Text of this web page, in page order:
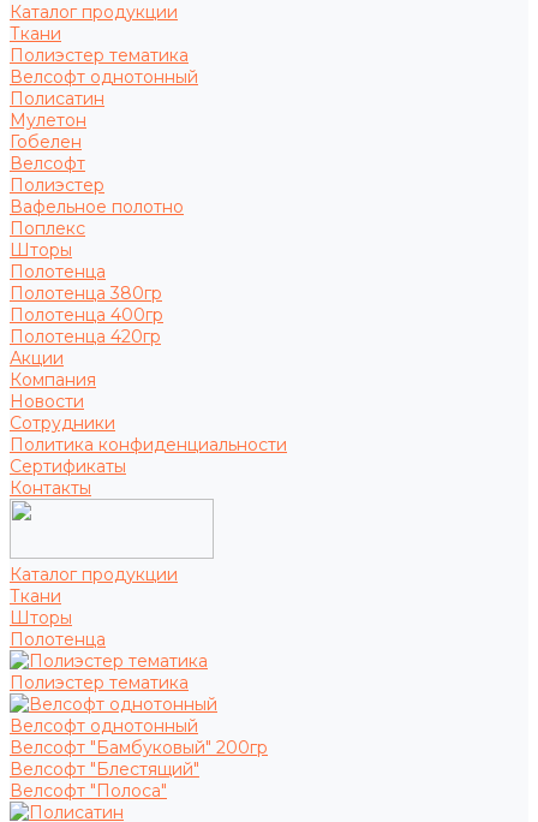
Каталог продукции
Ткани
Полиэстер тематика
Велсофт однотонный
Полисатин
Мулетон
Гобелен
Велсофт
Полиэстер
Вафельное полотно
Поплекс
Шторы
Полотенца
Полотенца 380гр
Полотенца 400гр
Полотенца 420гр
Акции
Компания
Новости
Сотрудники
Политика конфиденциальности
Сертификаты
Контакты
Каталог продукции
Ткани
Шторы
Полотенца
Полиэстер тематика
Велсофт однотонный
Велсофт "Бамбуковый" 200гр
Велсофт "Блестящий"
Велсофт "Полоса"